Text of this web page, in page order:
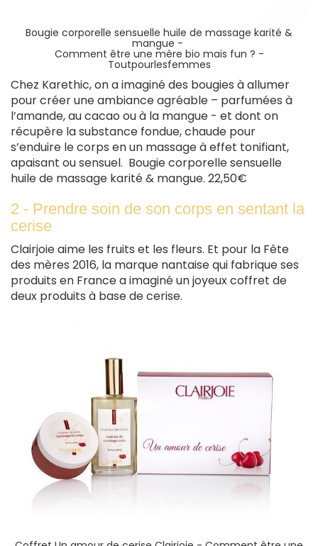
Bougie corporelle sensuelle huile de massage karité &
mangue -
Comment être une mère bio mais fun ? -
Toutpourlesfemmes
Chez Karethic, on a imaginé des bougies à allumer
pour créer une ambiance agréable – parfumées à
l’amande, au cacao ou à la mangue - et dont on
récupère la substance fondue, chaude pour
s’enduire le corps en un massage à effet tonifiant,
apaisant ou sensuel. Bougie corporelle sensuelle
huile de massage karité & mangue. 22,50€
2 - Prendre soin de son corps en sentant la
cerise
Clairjoie aime les fruits et les fleurs. Et pour la Fête
des mères 2016, la marque nantaise qui fabrique ses
produits en France a imaginé un joyeux coffret de
deux produits à base de cerise.